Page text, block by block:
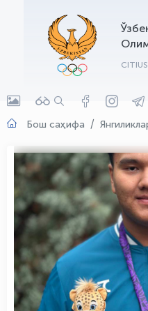
CITIUS
Бош саҳифа
OLYMPCHIK AI -
Онлайн · olympic.uz